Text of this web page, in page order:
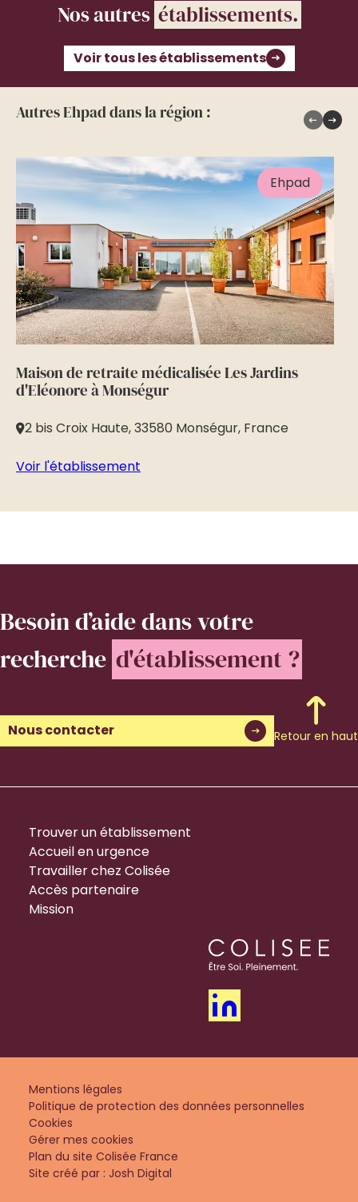
Nos autres établissements.
Voir tous les établissements
Autres Ehpad dans la région :
Ehpad
Maison de retraite médicalisée Les Jardins
d'Eléonore à Monségur
2 bis Croix Haute, 33580 Monségur, France
Voir l'établissement
Besoin d’aidedans votre
recherche d'établissement ?
Nous contacter Retour en haut
Trouver un établissement
Accueil en urgence
Travailler chez Colisée
Accès partenaire
Mission
Mentions légales
Politique de protection des données personnelles
Cookies
Gérer mes cookies
Plan du site Colisée France
Site créé par : Josh Digital